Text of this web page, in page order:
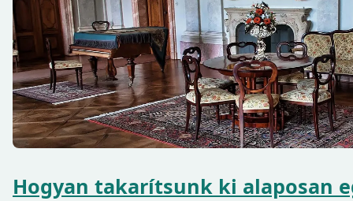
Hogyan takarítsunk ki alaposan